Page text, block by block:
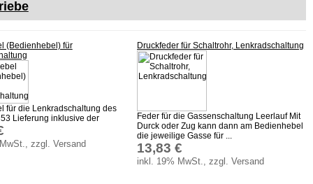
(Bedienhebel) für
für die Lenkradschaltung des
Lieferung inklusive der
zzgl. Versand
Druckfeder für Schaltrohr, Lenkradschaltung
Feder für die Gassenschaltung Leerlauf Mit
Durck oder Zug kann dann am Bedienhebel
die jeweilige Gasse für ...
13,83 €
inkl. 19% MwSt., zzgl. Versand